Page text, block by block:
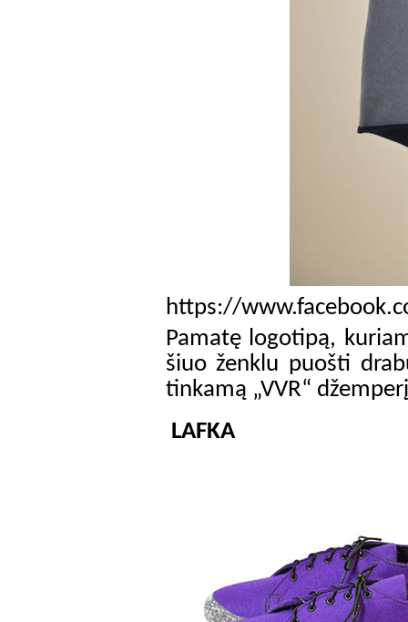
https://
Pamatę logotipą,
šiuo ženklu puošti
tinkamą „VVR“
LAFKA